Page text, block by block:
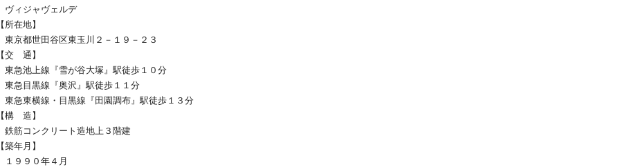
ィジャヴェルデ
所在地】
京都世田谷区東玉川２－１９－２３
交 通】
急池上線『雪が谷大塚』駅徒歩１０分
急目黒線『奥沢』駅徒歩１１分
急東横線・目黒線『田園調布』駅徒歩１３分
構 造】
筋コンクリート造地上３階建
築年月】
９９０年４月